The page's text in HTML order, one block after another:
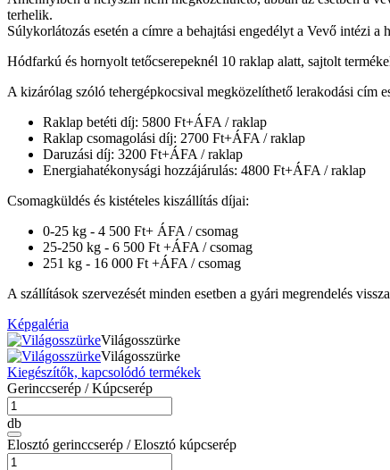
terhelik.
Súlykorlátozás esetén a címre a behajtási engedélyt a Vevő intézi a
Hódfarkú és hornyolt tetőcserepeknél 10 raklap alatt, sajtolt
A kizárólag szóló tehergépkocsival megközelíthető lerakodási cím
Raklap betéti díj: 5800 Ft+ÁFA / raklap
Raklap csomagolási díj: 2700 Ft+ÁFA / raklap
Daruzási díj: 3200 Ft+ÁFA / raklap
Energiahatékonysági hozzájárulás: 4800 Ft+ÁFA / raklap
Csomagküldés és kistételes kiszállítás díjai:
0-25 kg - 4 500 Ft+ ÁFA / csomag
25-250 kg - 6 500 Ft +ÁFA / csomag
251 kg - 16 000 Ft +ÁFA / csomag
A szállítások szervezését minden esetben a gyári megrendelés
Képgaléria
Világosszürke
Világosszürke
Kiegészítők, kapcsolódó termékek
Gerinccserép / Kúpcserép
db
Elosztó gerinccserép / Elosztó kúpcserép